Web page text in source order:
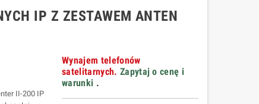
IP Z ZESTAWEM ANTEN
II-200 IP
Wynajem telefonów
satelitarnych. Zapytaj o cenę i
warunki .